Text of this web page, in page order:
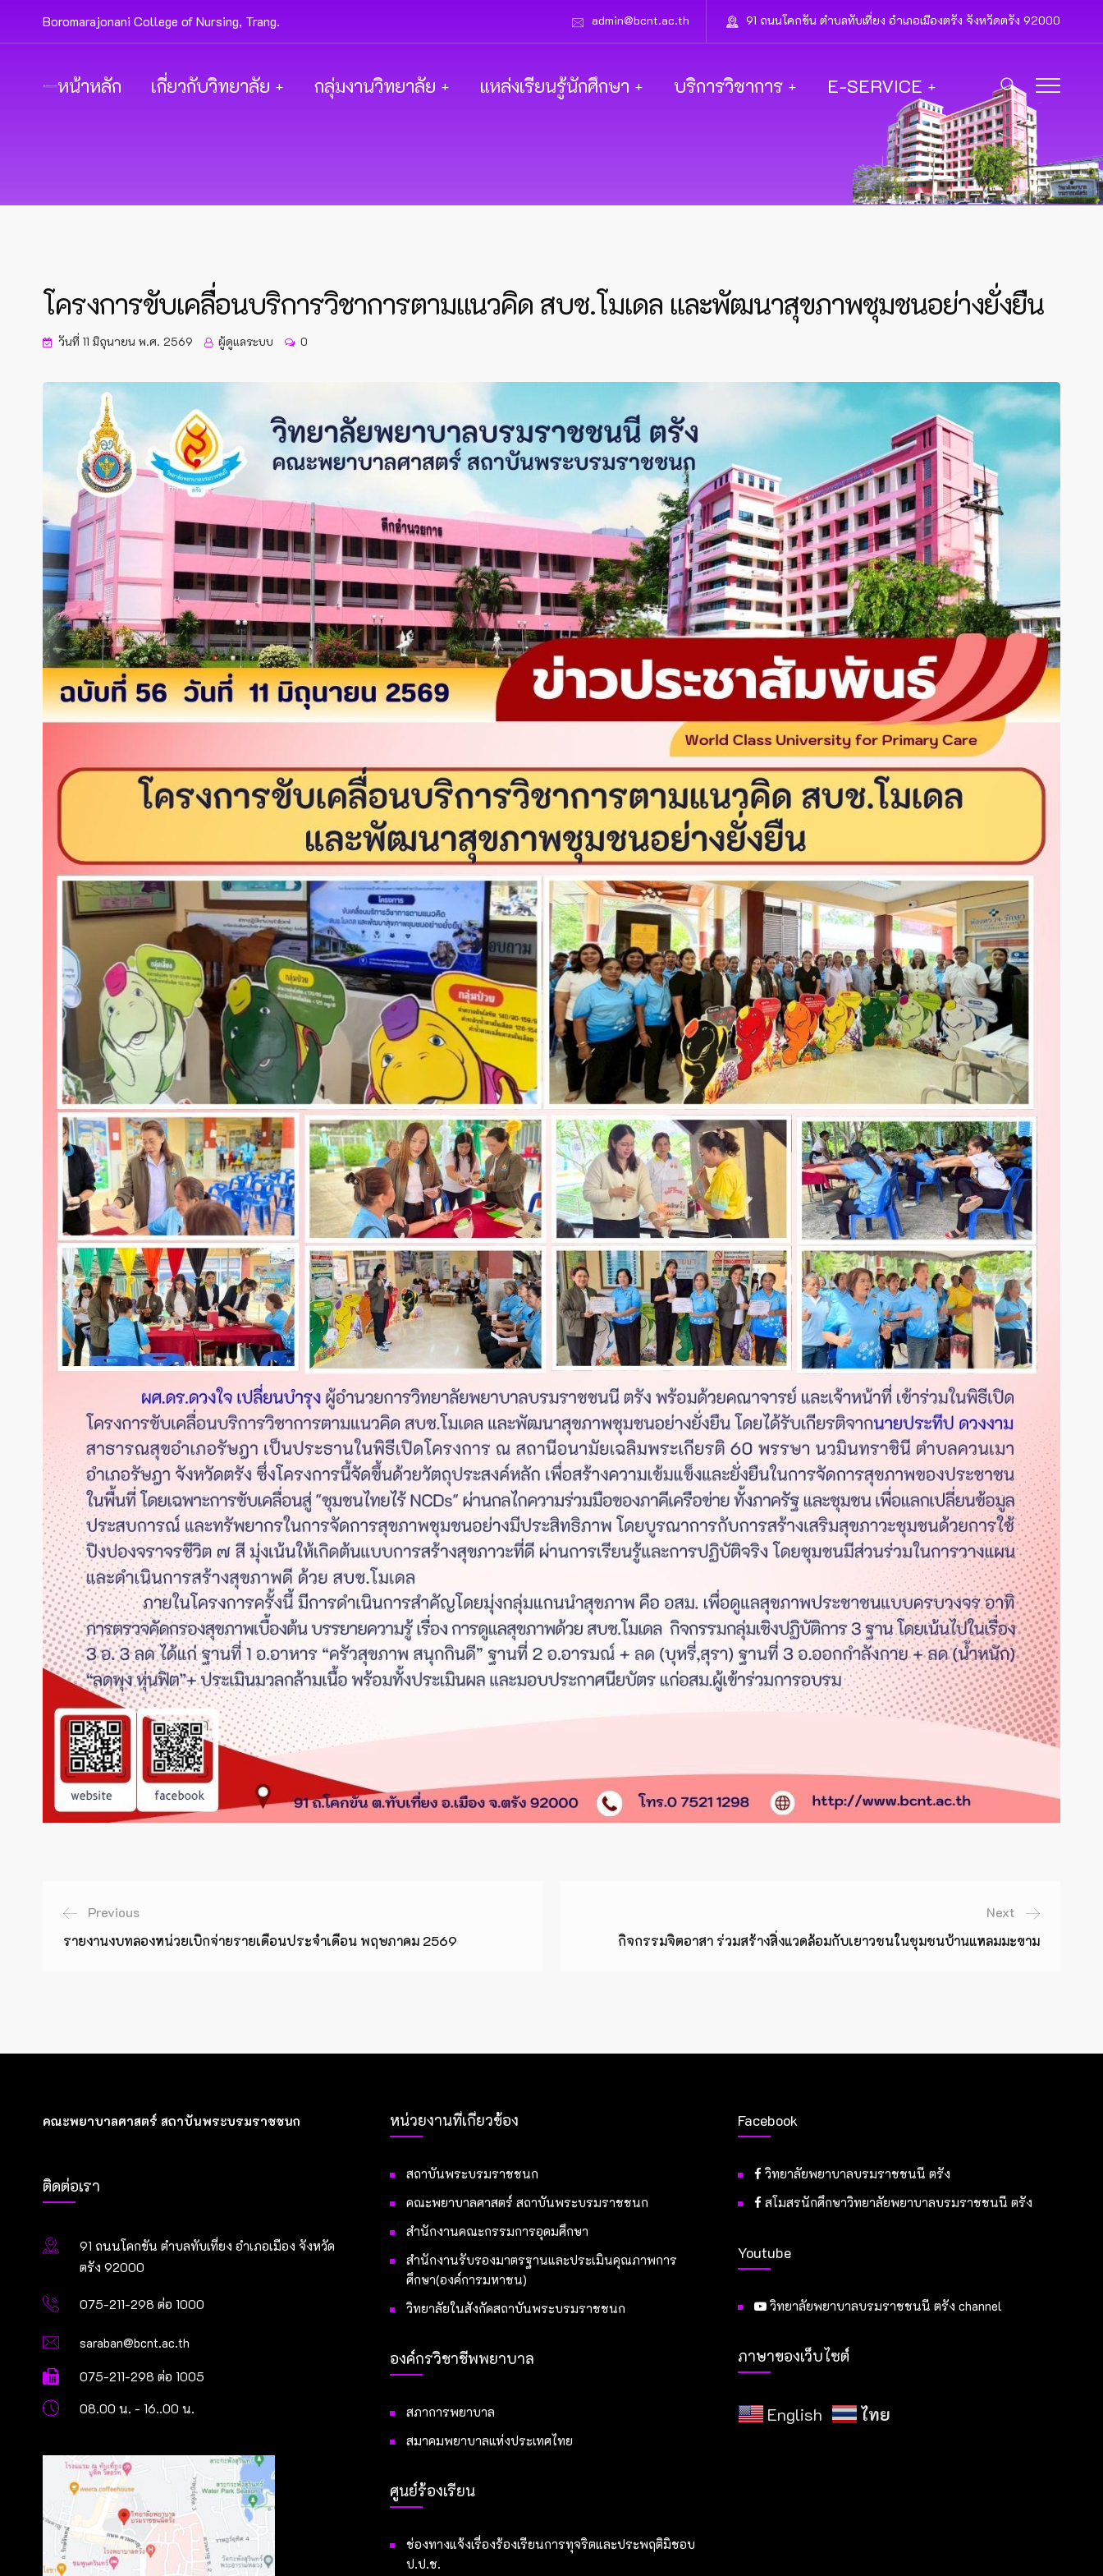
Boromarajonani College of Nursing, Trang. admin@bcnt.ac.th 91 ถนนโคกขัน ตำบลทับเที่ยง อำเภอเมืองตรัง จังหวัดตรัง 92000
หน้าหลัก เกี่ยวกับวิทยาลัย กลุ่มงานวิทยาลัย แหล่งเรียนรู้นักศึกษา บริการวิชาการ E-SERVICE
โครงการขับเคลื่อนบริการวิชาการตามแนวคิด สบช.โมเดล และพัฒนาสุขภาพชุมชนอย่างยั่งยืน
วันที่ 11 มิถุนายน พ.ศ. 2569 ผู้ดูแลระบบ 0
Previous
รายงานงบทลองหน่วยเบิกจ่ายรายเดือนประจำเดือน พฤษภาคม 2569
Next
กิจกรรมจิตอาสา ร่วมสร้างสิ่งแวดล้อมกับเยาวชนในชุมชนบ้านแหลมมะขาม
คณะพยาบาลศาสตร์ สถาบันพระบรมราชชนก
ติดต่อเรา
91 ถนนโคกขัน ตำบลทับเที่ยง อำเภอเมือง จังหวัด
ตรัง 92000
075-211-298 ต่อ 1000
saraban@bcnt.ac.th
075-211-298 ต่อ 1005
08.00 น. - 16..00 น.
หน่วยงานที่เกี่ยวข้อง
สถาบันพระบรมราชชนก
คณะพยาบาลศาสตร์ สถาบันพระบรมราชชนก
สำนักงานคณะกรรมการอุดมศึกษา
สำนักงานรับรองมาตรฐานและประเมินคุณภาพการ
ศึกษา(องค์การมหาชน)
วิทยาลัยในสังกัดสถาบันพระบรมราชชนก
องค์กรวิชาชีพพยาบาล
สภาการพยาบาล
สมาคมพยาบาลแห่งประเทศไทย
ศูนย์ร้องเรียน
ช่องทางแจ้งเรื่องร้องเรียนการทุจริตและประพฤติมิชอบ
ป.ป.ช.
Facebook
วิทยาลัยพยาบาลบรมราชชนนี ตรัง
สโมสรนักศึกษาวิทยาลัยพยาบาลบรมราชชนนี ตรัง
Youtube
วิทยาลัยพยาบาลบรมราชชนนี ตรัง channel
ภาษาของเว็บไซต์
English ไทย